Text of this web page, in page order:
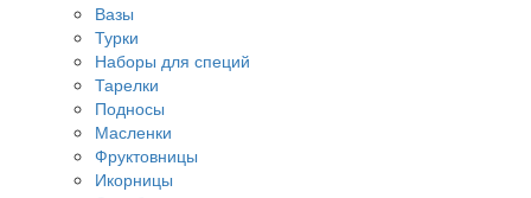
Вазы
Турки
Наборы для специй
Тарелки
Подносы
Масленки
Фруктовницы
Икорницы